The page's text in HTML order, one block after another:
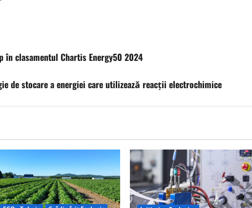
clasamentul Chartis Energy50 2024
de stocare a energiei care utilizează reacții electrochimice